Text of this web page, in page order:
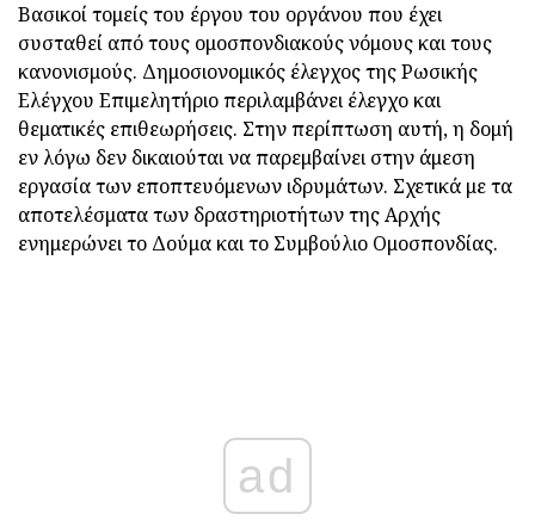
Βασικοί τομείς του έργου του οργάνου που έχει
συσταθεί από τους ομοσπονδιακούς νόμους και τους
κανονισμούς. Δημοσιονομικός έλεγχος της Ρωσικής
Ελέγχου Επιμελητήριο περιλαμβάνει έλεγχο και
θεματικές επιθεωρήσεις. Στην περίπτωση αυτή, η δομή
εν λόγω δεν δικαιούται να παρεμβαίνει στην άμεση
εργασία των εποπτευόμενων ιδρυμάτων. Σχετικά με τα
αποτελέσματα των δραστηριοτήτων της Αρχής
ενημερώνει το Δούμα και το Συμβούλιο Ομοσπονδίας.
ad